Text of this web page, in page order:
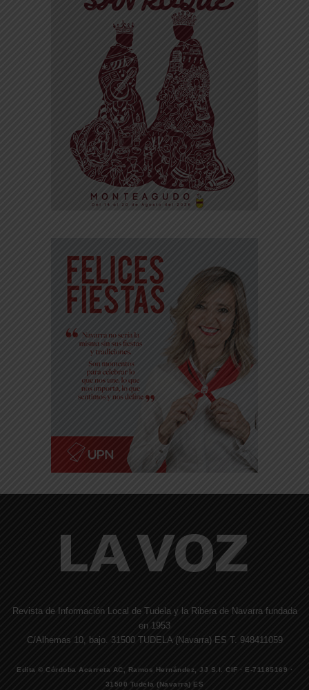
Revista de Información Local de Tudela y la Ribera de Navarra fundada
en 1953
C/Alhemas 10, bajo. 31500 TUDELA (Navarra) ES T. 948411059
Edita © Córdoba Acarreta AC, Ramos Hernández, JJ S.I. CIF · E-71185169 ·
31500 Tudela (Navarra) ES